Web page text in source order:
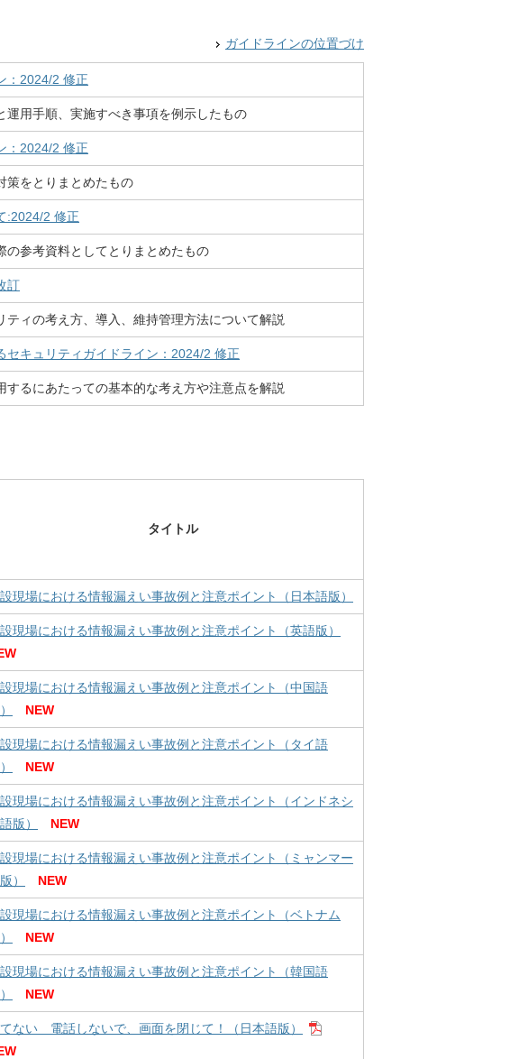
ガイドラインの位置づけ
：2024/2 修正
用手順、実施すべき事項を例示したもの
：2024/2 修正
策をとりまとめたもの
:2024/2 修正
の参考資料としてとりまとめたもの
訂
ィの考え方、導入、維持管理方法について解説
キュリティガイドライン：2024/2 修正
るにあたっての基本的な考え方や注意点を解説
タイトル
現場における情報漏えい事故例と注意ポイント（日本語版）
現場における情報漏えい事故例と注意ポイント（英語版）
現場における情報漏えい事故例と注意ポイント（中国語
NEW
現場における情報漏えい事故例と注意ポイント（タイ語
NEW
現場における情報漏えい事故例と注意ポイント（インドネシ
版）
NEW
現場における情報漏えい事故例と注意ポイント（ミャンマー
）
NEW
現場における情報漏えい事故例と注意ポイント（ベトナム
NEW
現場における情報漏えい事故例と注意ポイント（韓国語
NEW
ない 電話しないで、画面を閉じて！（日本語版）